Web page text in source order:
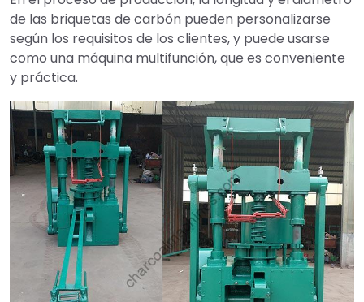
de las briquetas de carbón pueden personalizarse
según los requisitos de los clientes, y puede usarse
como una máquina multifunción, que es conveniente
y práctica.